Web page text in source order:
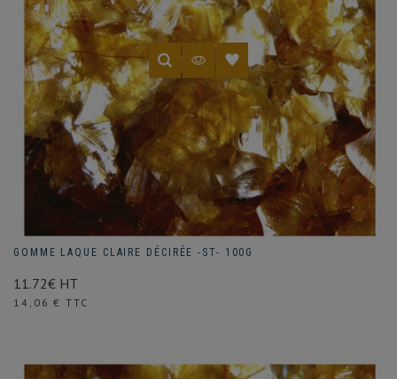
GOMME LAQUE CLAIRE DÉCIRÉE -ST- 100G
11.72€ HT
Prix
14,06 € TTC